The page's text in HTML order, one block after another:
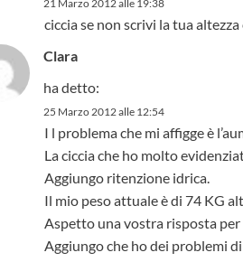
21 Marzo 2012 alle 19:38
ciccia se non scrivi la tua
Clara
ha detto:
25 Marzo 2012 alle 12:54
I l problema che mi affigge è
La ciccia che ho molto
Aggiungo ritenzione idrica.
Il mio peso attuale è di 74 KG
Aspetto una vostra risposta
Aggiungo che ho dei problemi